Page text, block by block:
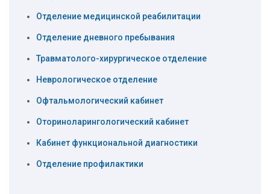
Отделение медицинской реабилитации
Отделение дневного пребывания
Травматолого-хирургическое отделение
Неврологическое отделение
Офтальмологический кабинет
Оториноларингологический кабинет
Кабинет функциональной диагностики
Отделение профилактики